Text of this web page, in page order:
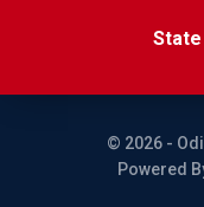
State
© 2026 -
Powered